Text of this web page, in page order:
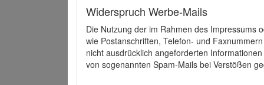
Widerspruch Werbe-Mails
Die Nutzung der im Rahmen des Impressums
wie Postanschriften, Telefon- und
nicht ausdrücklich angeforderten
von sogenannten Spam-Mails bei Verstößen